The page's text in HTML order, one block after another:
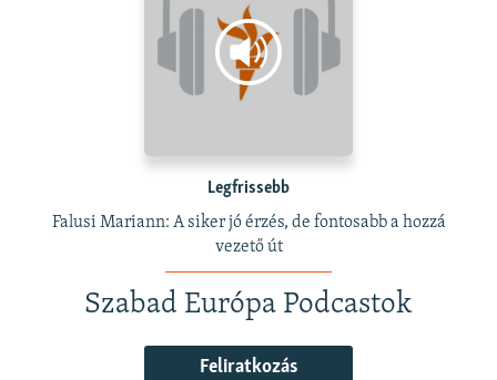
Legfrissebb
Falusi Mariann: A siker jó érzés, de fontosabb a hozzá
vezető út
Szabad Európa Podcastok
Feliratkozás